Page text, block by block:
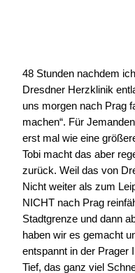
48 Stunden nachdem
Dresdner Herzklinik
uns morgen nach Prag
machen“. Für
erst mal wie eine
Tobi macht das aber
zurück. Weil das von
Nicht weiter als zum
NICHT nach Prag
Stadtgrenze und dann
haben wir es gemacht
entspannt in der Prager
Tief, das ganz viel